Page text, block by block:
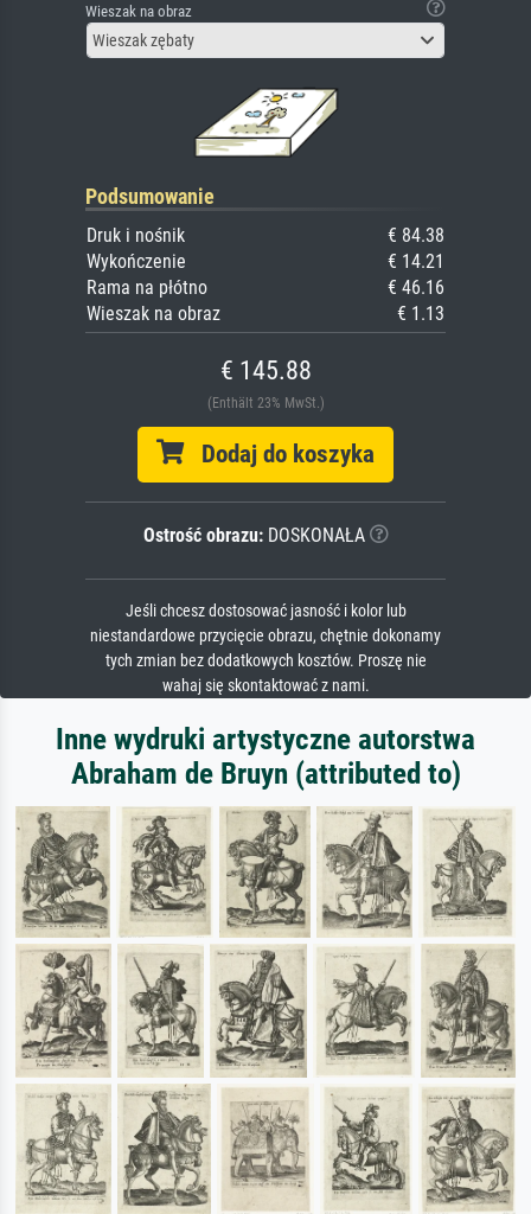
Wieszak na obraz
Wieszak zębaty
Podsumowanie
Druk i nośnik
€ 84.38
Wykończenie
€ 14.21
Rama na płótno
€ 46.16
Wieszak na obraz
€ 1.13
€ 145.88
(Enthält 23% MwSt.)
Dodaj do koszyka
Ostrość obrazu:DOSKONAŁA
Jeśli chcesz dostosować jasność i kolor lub
niestandardowe przycięcie obrazu, chętnie dokonamy
tych zmian bez dodatkowych kosztów. Proszę nie
wahaj się skontaktować z nami.
Inne wydruki artystyczne autorstwa
Abraham de Bruyn (attributed to)